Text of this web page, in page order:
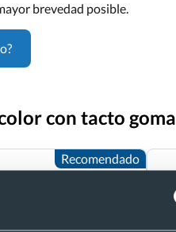
brevedad posible.
con tacto goma
Recomendado